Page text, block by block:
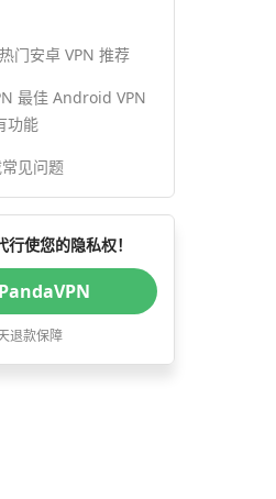
门安卓 VPN 推荐
最佳 Android VPN
功能
见问题
使您的隐私权！
退款保障